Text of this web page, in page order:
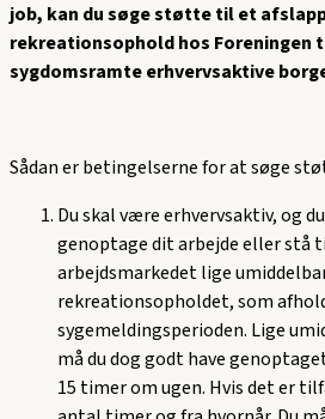
job, kan du søge støtte til et
rekreationsophold hos
sygdomsramte erhvervsaktive
Sådan er betingelserne for at søge
Du skal være erhvervsaktiv, og
genoptage dit arbejde eller stå
arbejdsmarkedet lige
rekreationsopholdet,som
sygemeldingsperioden. Lige
må du dog godt have
15 timer om ugen. Hvis det er